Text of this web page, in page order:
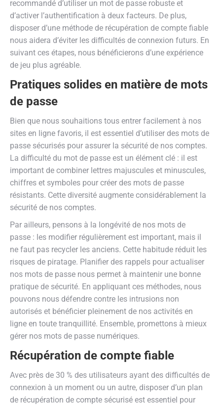
recommandé d’utiliser un mot de passe robuste et
d’activer l’authentification à deux facteurs. De plus,
disposer d’une méthode de récupération de compte fiable
nous aidera d’éviter les difficultés de connexion futurs. En
suivant ces étapes, nous bénéficierons d’une expérience
de jeu plus agréable.
Pratiques solides en matière de mots
de passe
Bien que nous souhaitions tous entrer facilement à nos
sites en ligne favoris, il est essentiel d’utiliser des mots de
passe sécurisés pour assurer la sécurité de nos comptes.
La difficulté du mot de passe est un élément clé : il est
important de combiner lettres majuscules et minuscules,
chiffres et symboles pour créer des mots de passe
résistants. Cette diversité augmente considérablement la
sécurité de nos comptes.
Par ailleurs, pensons à la longévité de nos mots de
passe : les modifier régulièrement est important, mais il
ne faut pas recycler les anciens. Cette habitude réduit les
risques de piratage. Planifier des rappels pour actualiser
nos mots de passe nous permet à maintenir une bonne
pratique de sécurité. En appliquant ces méthodes, nous
pouvons nous défendre contre les intrusions non
autorisés et bénéficier pleinement de nos activités en
ligne en toute tranquillité. Ensemble, promettons à mieux
gérer nos mots de passe numériques.
Récupération de compte fiable
Avec près de 30 % des utilisateurs ayant des difficultés de
connexion à un moment ou un autre, disposer d’un plan
de récupération de compte sécurisé est essentiel pour